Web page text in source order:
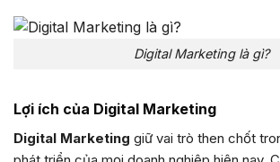
Digital Marketing là gì?
Lợi ích của Digital Marketing
Digital Marketing giữ vai trò then chốt